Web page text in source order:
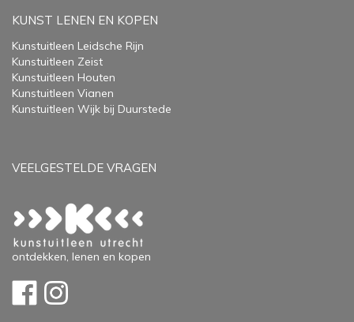
KUNST LENEN EN KOPEN
Kunstuitleen Leidsche Rijn
Kunstuitleen Zeist
Kunstuitleen Houten
Kunstuitleen Vianen
Kunstuitleen Wijk bij Duurstede
VEELGESTELDE VRAGEN
ontdekken, lenen en kopen